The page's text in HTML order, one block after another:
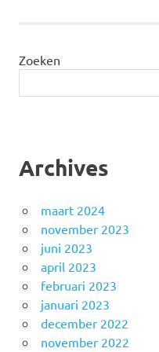
Zoeken
Archives
maart 2024
november 2023
juni 2023
april 2023
februari 2023
januari 2023
december 2022
november 2022